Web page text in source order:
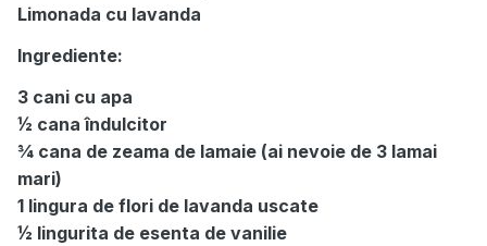
Limonada cu lavanda
Ingrediente:
3 cani cu apa
½ cana îndulcitor
¾ cana de zeama de lamaie (ai nevoie de 3 lamai
mari)
1 lingura de flori de lavanda uscate
½ lingurita de esenta de vanilie